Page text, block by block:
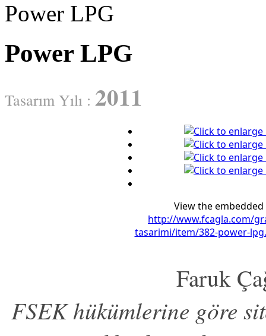
Power LPG
Power LPG
Tasarım Yılı : 2011
View the
http://www.fcagla.com/
tasarimi/item/382-power-
Faruk
FSEK hükümlerine göre s